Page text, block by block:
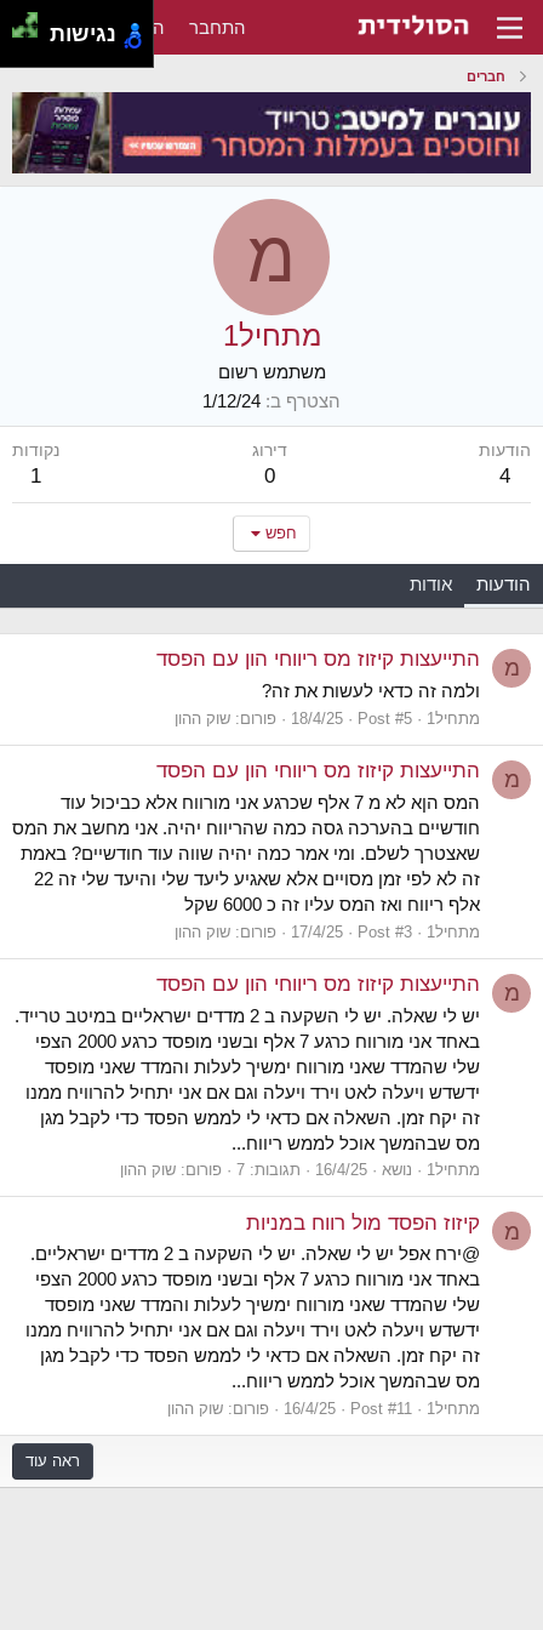
התחבר הירשם
חברים
מ
מתחיל1
משתמש רשום
הצטרף ב 1/12/24
הודעות
4
דירוג
0
נקודות
1
חפש
הודעות אודות
מ התייעצות קיזוז מס ריווחי הון עם הפסד
ולמה זה כדאי לעשות את זה?
מתחיל1 Post #5
18/4/25 פורום: שוק ההון
מ התייעצות קיזוז מס ריווחי הון עם הפסד
המס הןא לא מ 7 אלף שכרגע אני מורווח אלא כביכול עוד
חודשיים בהערכה גסה כמה שהריווח יהיה. אני מחשב את המס
שאצטרך לשלם. ומי אמר כמה יהיה שווה עוד חודשיים? באמת
זה לא לפי זמן מסויים אלא שאגיע ליעד שלי והיעד שלי זה 22
אלף ריווח ואז המס עליו זה כ 6000 שקל
מתחיל1 Post #3
17/4/25 פורום: שוק ההון
מ התייעצות קיזוז מס ריווחי הון עם הפסד
יש לי שאלה. יש לי השקעה ב 2 מדדים ישראליים במיטב טרייד.
באחד אני מורווח כרגע 7 אלף ובשני מופסד כרגע 2000 הצפי
שלי שהמדד שאני מורווח ימשיך לעלות והמדד שאני מופסד
ידשדש ויעלה לאט וירד ויעלה וגם אם אני יתחיל להרוויח ממנו
זה יקח זמן. השאלה אם כדאי לי לממש הפסד כדי לקבל מגן
מס שבהמשך אוכל לממש ריווח...
מתחיל1 נושא 16/4/25 תגובות: 7 פורום: שוק ההון
מ קיזוז הפסד מול רווח במניות
@ירח אפל יש לי שאלה. יש לי השקעה ב 2 מדדים ישראליים.
באחד אני מורווח כרגע 7 אלף ובשני מופסד כרגע 2000 הצפי
שלי שהמדד שאני מורווח ימשיך לעלות והמדד שאני מופסד
ידשדש ויעלה לאט וירד ויעלה וגם אם אני יתחיל להרוויח ממנו
זה יקח זמן. השאלה אם כדאי לי לממש הפסד כדי לקבל מגן
מס שבהמשך אוכל לממש ריווח...
מתחיל1 Post #11
16/4/25 פורום: שוק ההון
ראה עוד
נגישות